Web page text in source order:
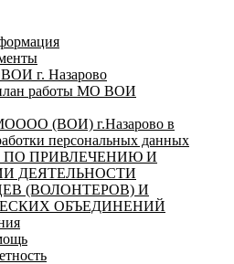
г. Назарово
работы МО ВОИ
(ВОИ) г.Назарово в
персональных данных
ПРИВЛЕЧЕНИЮ И
ДЕЯТЕЛЬНОСТИ
(ВОЛОНТЕРОВ) И
ОБЪЕДИНЕНИЙ